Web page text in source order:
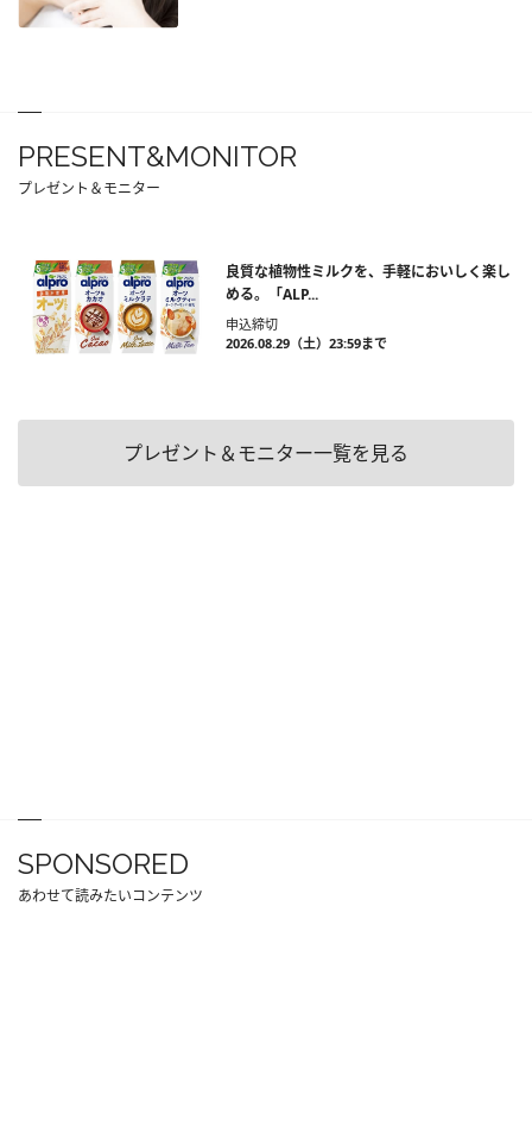
PRESENT&MONITOR
プレゼント＆モニター
良質な植物性ミルクを、手軽においしく楽し
める。「ALP...
申込締切
2026.08.29（土）23:59まで
プレゼント＆モニター一覧を見る
SPONSORED
あわせて読みたいコンテンツ